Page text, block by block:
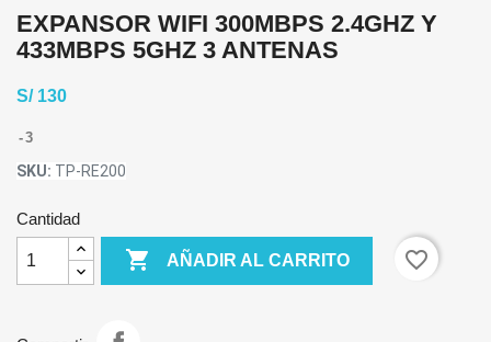
EXPANSOR WIFI 300MBPS 2.4GHZ Y
433MBPS 5GHZ 3 ANTENAS
S/ 130
3
SKU: TP-RE200
Cantidad
 AÑADIR AL CARRITO favorite_border